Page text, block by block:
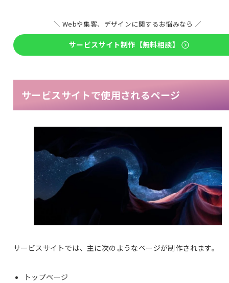
＼ Webや集客、デザインに関するお悩みなら ／
サービスサイト制作【無料相談】
サービスサイトで使用されるページ
サービスサイトでは、主に次のようなページが制作されます。
トップページ